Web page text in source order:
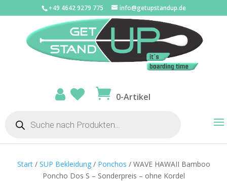
+49 4642 9279 775 info@getupstandup.de
0-Artikel
search
Start/ SUP Bekleidung/ Ponchos / WAVE HAWAII Bamboo
Poncho Dos S – Sonderpreis – ohne Kordel